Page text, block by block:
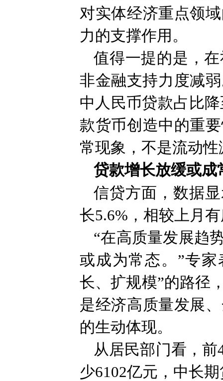
对实体经济重点领
力的支撑作用。
值得一提的是，
非金融支持力度减
中人民币贷款占比
款货币创造中的重
常现象，不是流动
贷款增长放缓或成
信贷方面，数据
长5.6%，相较上月
“在高质量发展趋
或成为常态。”专
长、扩规模”的路径
是经济高质量发展
的生动体现。
从居民部门看，
少6102亿元，中长